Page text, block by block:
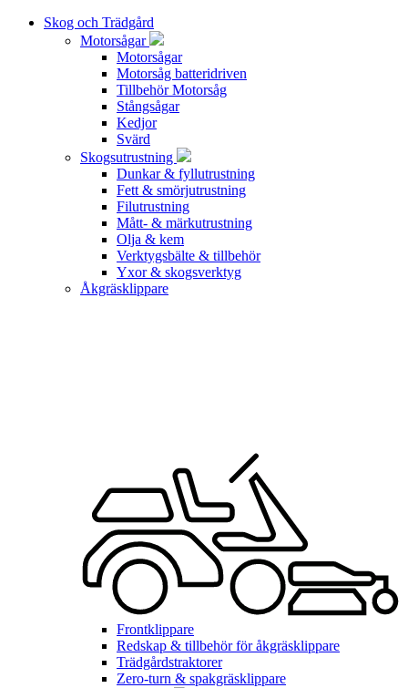
Skog och Trädgård
Motorsågar
Motorsågar
Motorsåg batteridriven
Tillbehör Motorsåg
Stångsågar
Kedjor
Svärd
Skogsutrustning
Dunkar & fyllutrustning
Fett & smörjutrustning
Filutrustning
Mått- & märkutrustning
Olja & kem
Verktygsbälte & tillbehör
Yxor & skogsverktyg
Åkgräsklippare
Frontklippare
Redskap & tillbehör för åkgräsklippare
Trädgårdstraktorer
Zero-turn & spakgräsklippare